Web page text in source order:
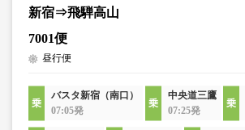
新宿⇒飛騨高山
7001便
昼行便
バスタ新宿（南口）
07:05発
中央道三鷹
07:25発